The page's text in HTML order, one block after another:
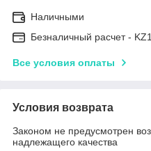
Наличными
Безналичный расчет -
Все условия оплаты
Условия возврата
Законом не предусмотрен
надлежащего качества